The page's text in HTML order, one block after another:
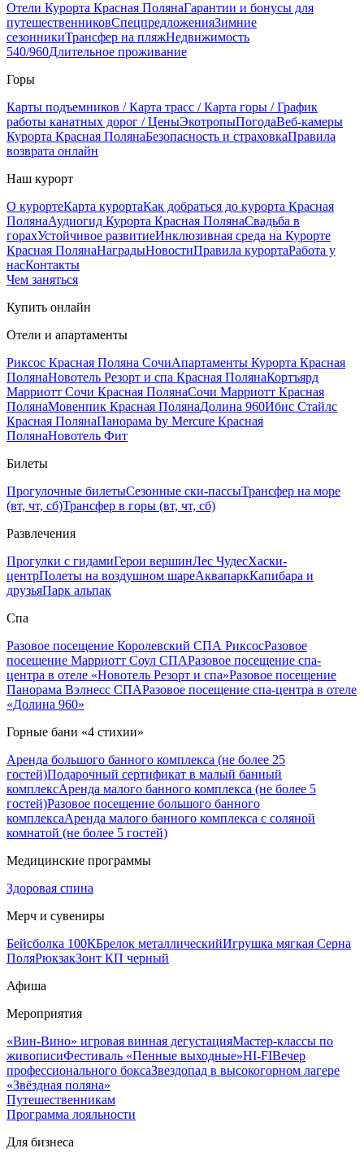
Отели Курорта Красная ПолянаГарантии и бонусы для
путешественниковСпецпредложенияЗимние
сезонникиТрансфер на пляжНедвижимость
540/960Длительное проживание
Горы
Карты подъемников / Карта трасс / Карта горы / График
работы канатных дорог / ЦеныЭкотропыПогодаВеб-камеры
Курорта Красная ПолянаБезопасность и страховкаПравила
возврата онлайн
Наш курорт
О курортеКарта курортаКак добраться до курорта Красная
ПолянаАудиогид Курорта Красная ПолянаСвадьба в
горахУстойчивое развитиеИнклюзивная среда на Курорте
Красная ПолянаНаградыНовостиПравила курортаРабота у
насКонтакты
Чем заняться
Купить онлайн
Отели и апартаменты
Риксос Красная Поляна СочиАпартаменты Курорта Красная
ПолянаНовотель Резорт и спа Красная ПолянаКортъярд
Марриотт Сочи Красная ПолянаСочи Марриотт Красная
ПолянаМовенпик Красная ПолянаДолина 960Ибис Стайлс
Красная ПолянаПанорама by Mercure Красная
ПолянаНовотель Фит
Билеты
Прогулочные билетыСезонные ски-пассыТрансфер на море
(вт, чт, сб)Трансфер в горы (вт, чт, сб)
Развлечения
Прогулки с гидамиГерои вершинЛес ЧудесХаски-
центрПолеты на воздушном шареАквапаркКапибара и
друзьяПарк альпак
Спа
Разовое посещение Королевский СПА РиксосРазовое
посещение Марриотт Соул СПАРазовое посещение спа-
центра в отеле «Новотель Резорт и спа»Разовое посещение
Панорама Вэлнесс СПАРазовое посещение спа-центра в отеле
«Долина 960»
Горные бани «4 стихии»
Аренда большого банного комплекса (не более 25
гостей)Подарочный сертификат в малый банный
комплексАренда малого банного комплекса (не более 5
гостей)Разовое посещение большого банного
комплексаАренда малого банного комплекса с соляной
комнатой (не более 5 гостей)
Медицинские программы
Здоровая спина
Мерч и сувениры
Бейсболка 100КБрелок металлическийИгрушка мягкая Серна
ПоляРюкзакЗонт КП черный
Афиша
Мероприятия
«Вин-Вино» игровая винная дегустацияМастер-классы по
живописиФестиваль «Пенные выходные»HI-FIВечер
профессионального боксаЗвездопад в высокогорном лагере
«Звёздная поляна»
Путешественникам
Программа лояльности
Для бизнеса